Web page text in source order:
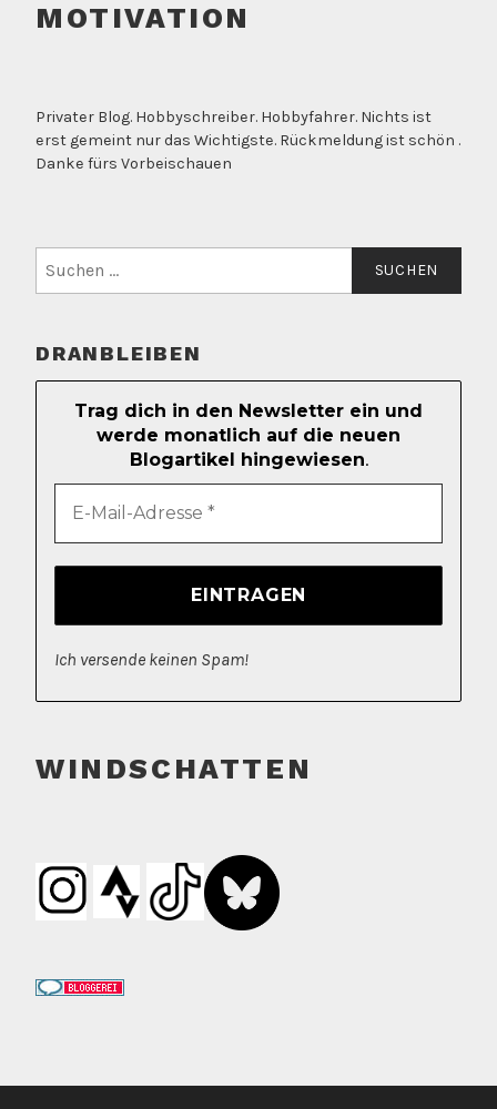
MOTIVATION
Privater Blog. Hobbyschreiber. Hobbyfahrer. Nichts ist
erst gemeint nur das Wichtigste. Rückmeldung ist schön .
Danke fürs Vorbeischauen
nach:
DRANBLEIBEN
Trag dich in den Newsletter ein und
werde monatlich auf die neuen
Blogartikel hingewiesen.
Ich versende keinen Spam!
WINDSCHATTEN